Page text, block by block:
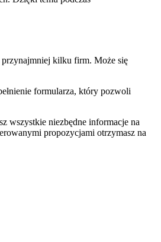
przynajmniej kilku firm. Może się
formularza, który pozwoli
wszystkie niezbędne informacje na
propozycjami otrzymasz na